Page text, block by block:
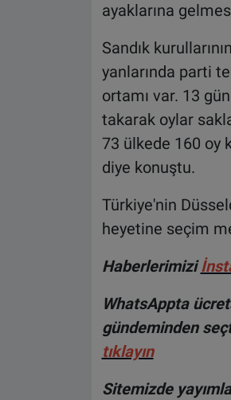
ayaklarına
Sandık
yanlarında parti
ortamı var. 13
takarak oylar
73 ülkede 160 oy
diye konuştu.
Türkiye'nin
heyetine seçim
Haberlerimizi
WhatsAppta
gündeminden
tıklayın
Sitemizde